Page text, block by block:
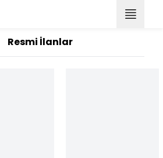
Resmi İlanlar